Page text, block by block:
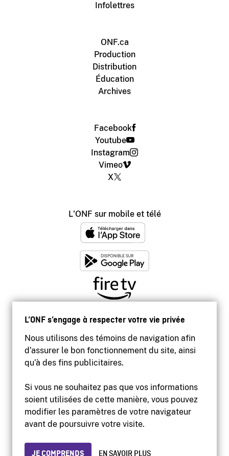
L’ONF s’engage à respecter votre vie privée
Nous utilisons des témoins de navigation afin
d’assurer le bon fonctionnement du site, ainsi
qu’à des fins publicitaires.
Si vous ne souhaitez pas que vos informations
soient utilisées de cette manière, vous pouvez
modifier les paramètres de votre navigateur
avant de poursuivre votre visite.
JE COMPRENDS EN SAVOIR PLUS
Infolettres
ONF.ca
Production
Distribution
Éducation
Archives
Facebook
Youtube
Instagram
Vimeo
X
L'ONF sur mobile et télé
Accessibilité
Site institutionnel
Protection des renseignements personnels